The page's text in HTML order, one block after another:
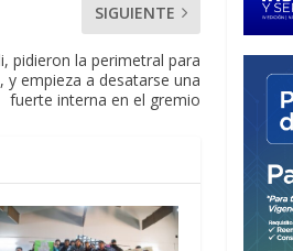
SIGUIENTE
pidieron la perimetral para
y empieza a desatarse una
fuerte interna en el gremio